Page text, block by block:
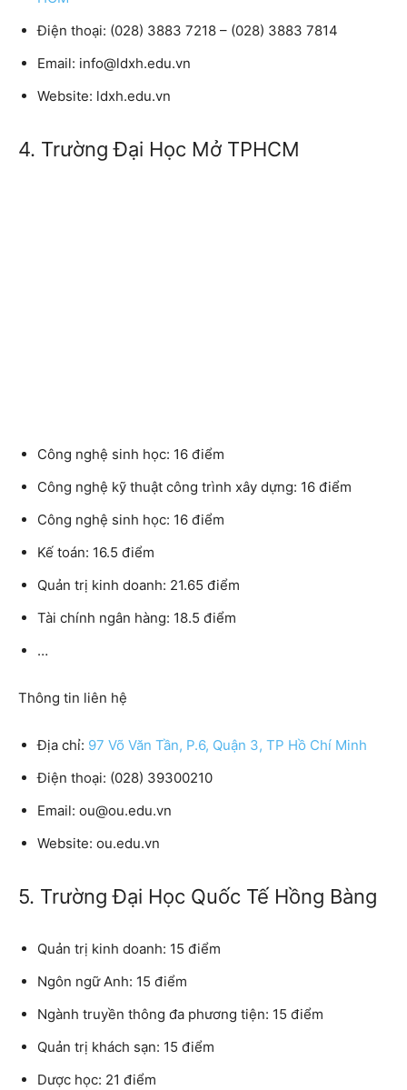
Điện thoại: (028) 3883 7218 – (028) 3883 7814
Email: info@ldxh.edu.vn
Website: ldxh.edu.vn
4. Trường Đại Học Mở TPHCM
Công nghệ sinh học: 16 điểm
Công nghệ kỹ thuật công trình xây dựng: 16 điểm
Công nghệ sinh học: 16 điểm
Kế toán: 16.5 điểm
Quản trị kinh doanh: 21.65 điểm
Tài chính ngân hàng: 18.5 điểm
…
Thông tin liên hệ
Địa chỉ: 97 Võ Văn Tần, P.6, Quận 3, TP Hồ Chí Minh
Điện thoại: (028) 39300210
Email: ou@ou.edu.vn
Website: ou.edu.vn
5. Trường Đại Học Quốc Tế Hồng Bàng
Quản trị kinh doanh: 15 điểm
Ngôn ngữ Anh: 15 điểm
Ngành truyền thông đa phương tiện: 15 điểm
Quản trị khách sạn: 15 điểm
Dược học: 21 điểm